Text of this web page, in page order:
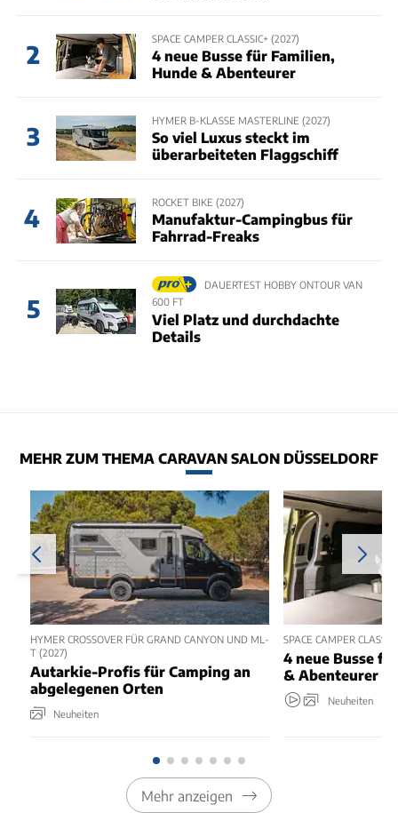
2
SPACE CAMPER CLASSIC+ (2027)
4 neue Busse für Familien,
Hunde & Abenteurer
3
HYMER B-KLASSE MASTERLINE (2027)
So viel Luxus steckt im
überarbeiteten Flaggschiff
4
ROCKET BIKE (2027)
Manufaktur-Campingbus für
Fahrrad-Freaks
5
DAUERTEST HOBBY ONTOUR VAN
600 FT
Viel Platz und durchdachte
Details
MEHR ZUM THEMA CARAVAN SALON DÜSSELDORF
HYMER CROSSOVER FÜR GRAND CANYON UND ML-
T (2027)
Autarkie-Profis für Camping an
abgelegenen Orten
Neuheiten
SPACE CAMPER
4 neue Busse
& Abenteurer
Neuheiten
Mehr anzeigen